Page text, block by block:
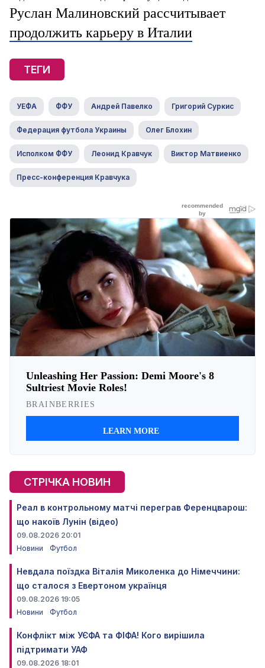
Руслан Малиновский рассчитывает
продолжить карьеру в Италии
ТЕГИ
УЕФА ФФУ Андрей Павелко Григорий Суркис
Федерация футбола Украины Олег Блохин
Исполком ФФУ Леонид Кравчук Виктор Матвиенко
Пресс-конференция Кравчука
СТРІЧКА НОВИН
Реал в контрольному матчі переграв Ференцварош:
що накоїв Лунін (відео)
09.08.2026 20:01
Новини
Футбол
Невдала поїздка Віталія Миколенка до Німеччини:
що сталося з Евертоном українця
09.08.2026 19:05
Новини
Футбол
Конфлікт між УЄФА та ФІФА! Кого вирішила
підтримати УАФ
09.08.2026 18:01